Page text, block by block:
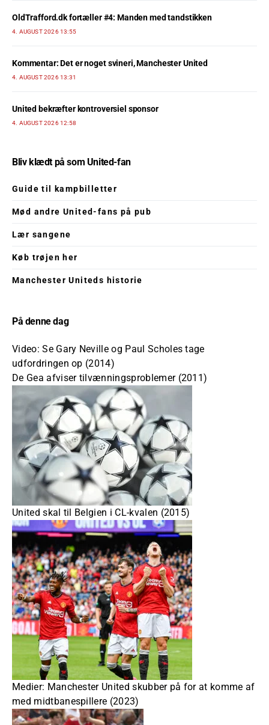
OldTrafford.dk fortæller #4: Manden med tandstikken
4. AUGUST 2026 13:55
Kommentar: Det er noget svineri, Manchester United
4. AUGUST 2026 13:31
United bekræfter kontroversiel sponsor
4. AUGUST 2026 12:58
Bliv klædt på som United-fan
Guide til kampbilletter
Mød andre United-fans på pub
Lær sangene
Køb trøjen her
Manchester Uniteds historie
På denne dag
Video: Se Gary Neville og Paul Scholes tage
udfordringen op (2014)
De Gea afviser tilvænningsproblemer (2011)
United skal til Belgien i CL-kvalen (2015)
Medier: Manchester United skubber på for at komme af
med midtbanespillere (2023)